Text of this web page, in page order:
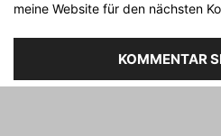
meine Website für den nächsten